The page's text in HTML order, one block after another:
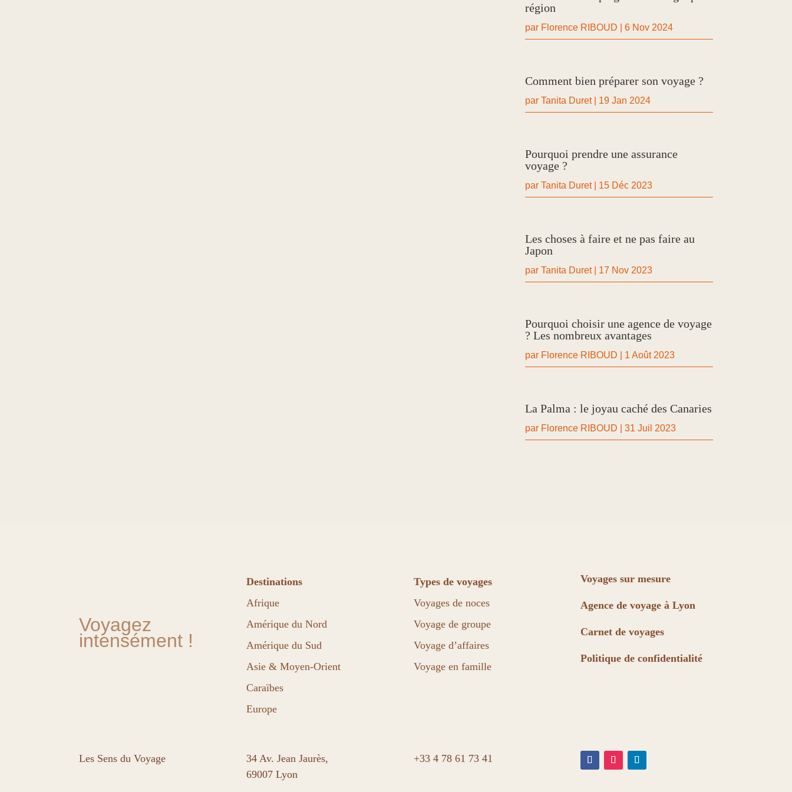
région
par Florence RIBOUD 6 Nov 2024
Comment bien préparer son voyage ?
par Tanita Duret| 19 Jan 2024
Pourquoi prendre une assurance
voyage ?
par Tanita Duret| 15 Déc 2023
Les choses à faire et ne pas faire au
Japon
par Tanita Duret| 17 Nov 2023
Pourquoi choisir une agence de voyage
? Les nombreux avantages
par Florence RIBOUD 1 Août 2023
La Palma : le joyau caché des Canaries
par Florence RIBOUD 31 Juil 2023
Voyagez
intensément !
Destinations
Afrique
Amérique du Nord
Amérique du Sud
Asie & Moyen-Orient
Caraïbes
Europe
Types de voyages
Voyages de noces
Voyage de groupe
Voyage d’affaires
Voyage en famille
Voyages sur mesure
Agence de voyage à Lyon
Carnet de voyages
Politique de confidentialité
Les Sens du Voyage
34 Av. Jean Jaurès,
69007 Lyon
+33 4 78 61 73 41